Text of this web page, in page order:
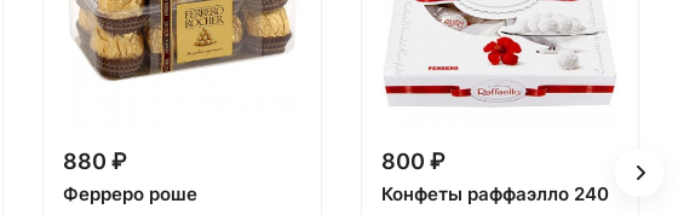
880 ₽
Ферреро роше
800 ₽
Конфеты раффаэлло 240